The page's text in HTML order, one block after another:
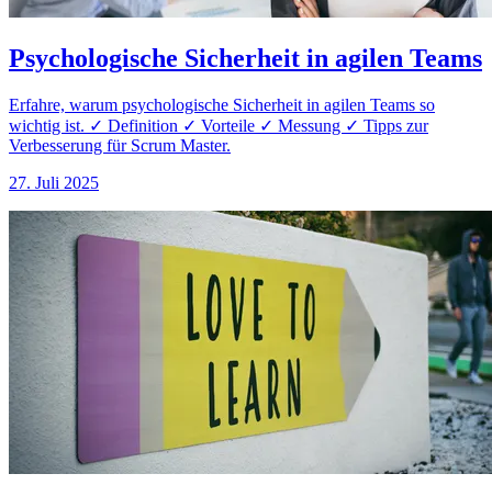
Psychologische Sicherheit in agilen Teams
Erfahre, warum psychologische Sicherheit in agilen Teams so
wichtig ist. ✓ Definition ✓ Vorteile ✓ Messung ✓ Tipps zur
Verbesserung für Scrum Master.
27. Juli 2025